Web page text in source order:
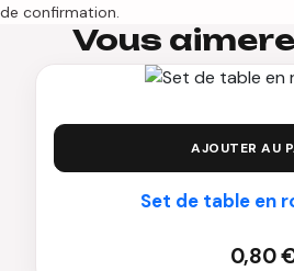
de confirmation.
Vous
AJOUTER AU
Set de table en
0,80